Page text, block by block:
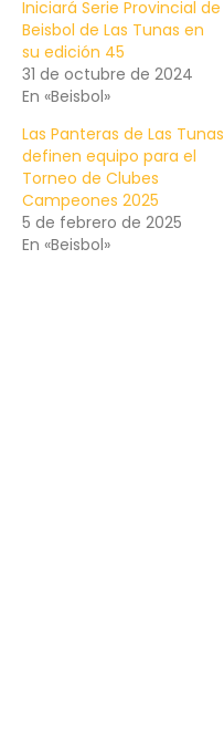
Iniciará Serie Provincial de
Beisbol de Las Tunas en
su edición 45
31 de octubre de 2024
En «Beisbol»
Las Panteras de Las Tunas
definen equipo para el
Torneo de Clubes
Campeones 2025
5 de febrero de 2025
En «Beisbol»